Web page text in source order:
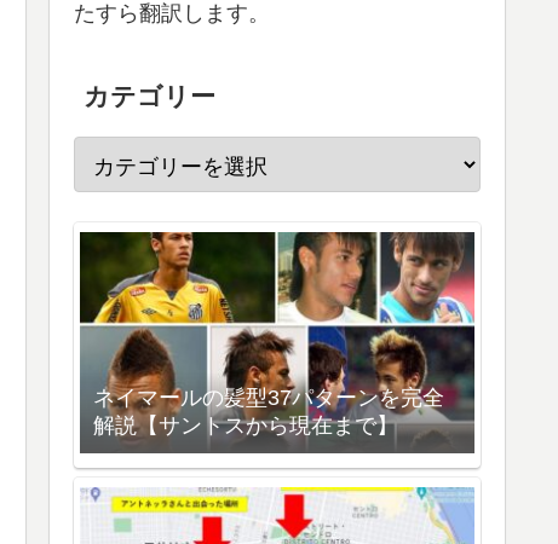
たすら翻訳します。
カテゴリー
ネイマールの髪型37パターンを完全
解説【サントスから現在まで】